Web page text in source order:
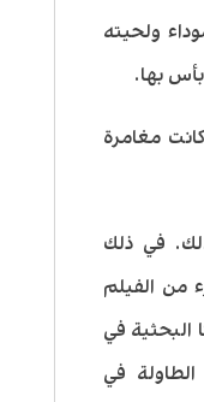
ولحيته
بها.
مغامرة
في ذلك
من الفيلم
البحثية في
في